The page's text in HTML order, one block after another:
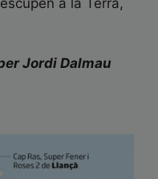
Jordi Dalmau